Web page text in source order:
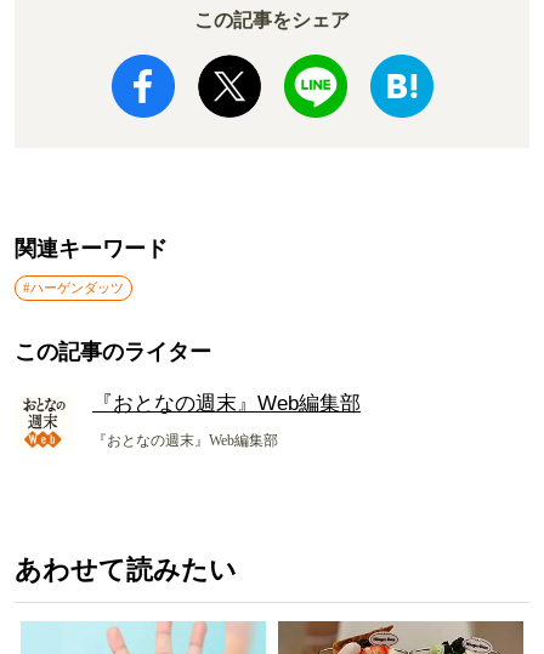
この記事をシェア
関連キーワード
#ハーゲンダッツ
この記事のライター
『おとなの週末』Web編集部
『おとなの週末』Web編集部
あわせて読みたい